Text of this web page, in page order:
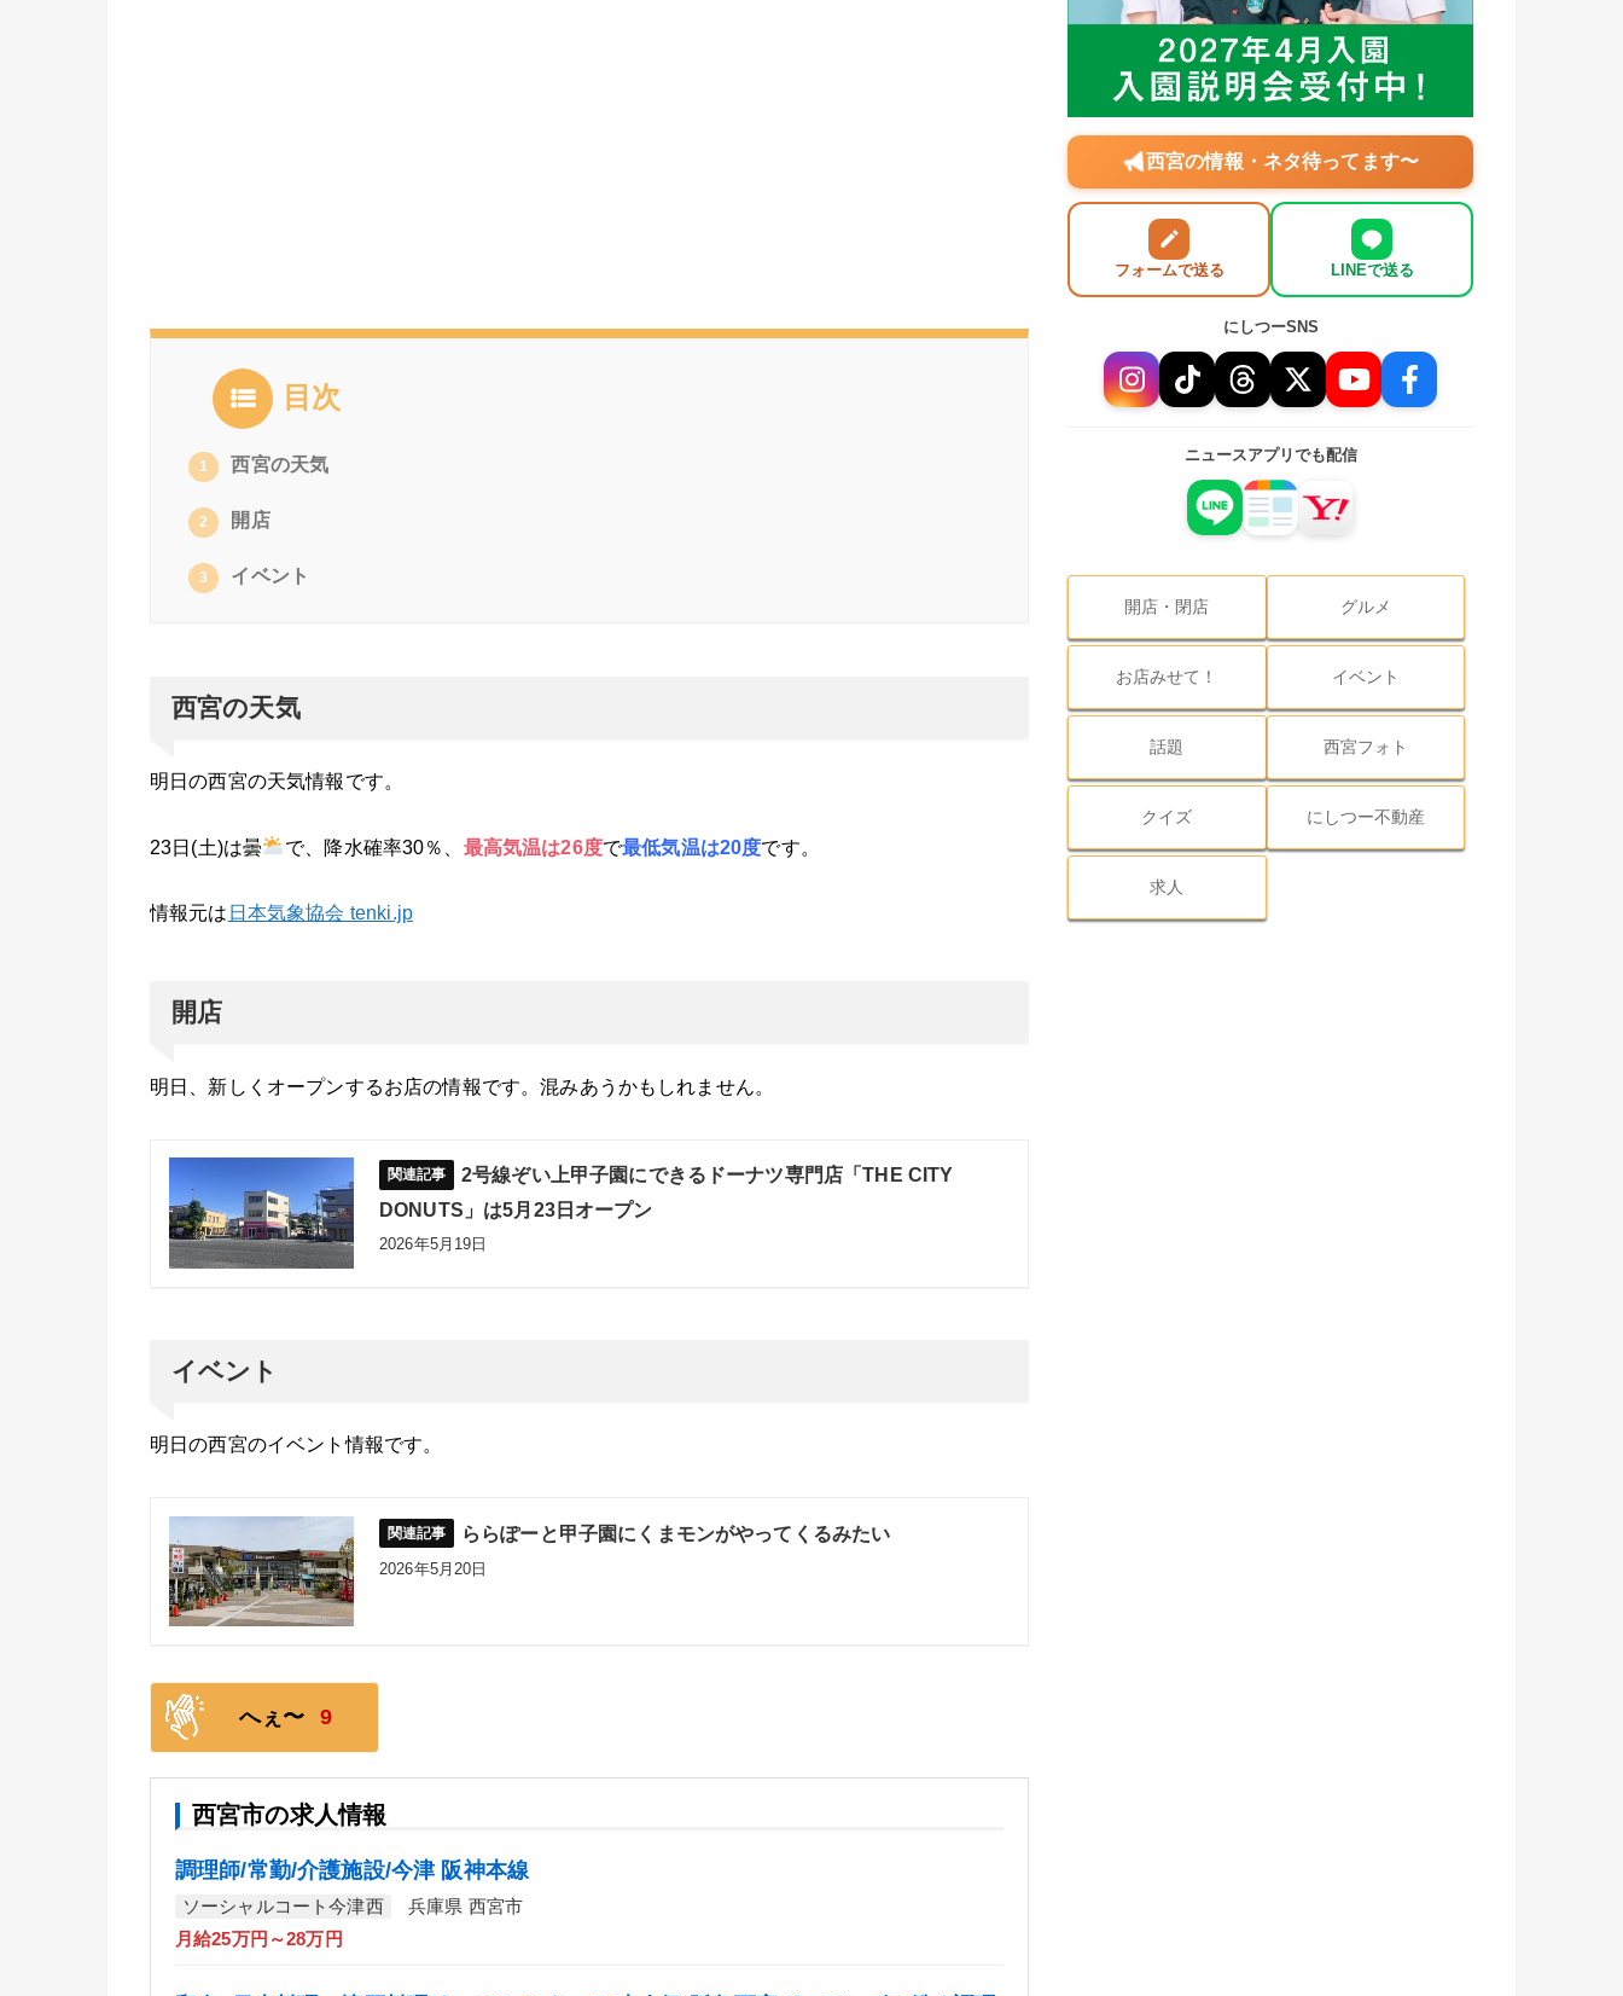
目次
1 西宮の天気
2 開店
3 イベント
西宮の天気
明日の西宮の天気情報です。
23日(土)は曇 で、降水確率30％、 最高気温は26度で最低気温は20度です。
情報元は 日本気象協会 tenki.jp
開店
明日、新しくオープンするお店の情報です。混みあうかもしれません。
2号線ぞい上甲子園にできるドーナツ専門店「THE CITY
DONUTS」は5月23日オープン
2026年5月19日
イベント
明日の西宮のイベント情報です。
ららぽーと甲子園にくまモンがやってくるみたい
2026年5月20日
へぇ〜 9
西宮市の求人情報
調理師/常勤/介護施設/今津 阪神本線
ソーシャルコート今津西
兵庫県 西宮市
月給25万円～28万円
西宮の情報・ネタ待ってます〜
フォームで送る LINEで送る
にしつーSNS
ニュースアプリでも配信
開店・閉店 グルメ
お店みせて！ イベント
話題 西宮フォト
クイズ にしつー不動産
求人